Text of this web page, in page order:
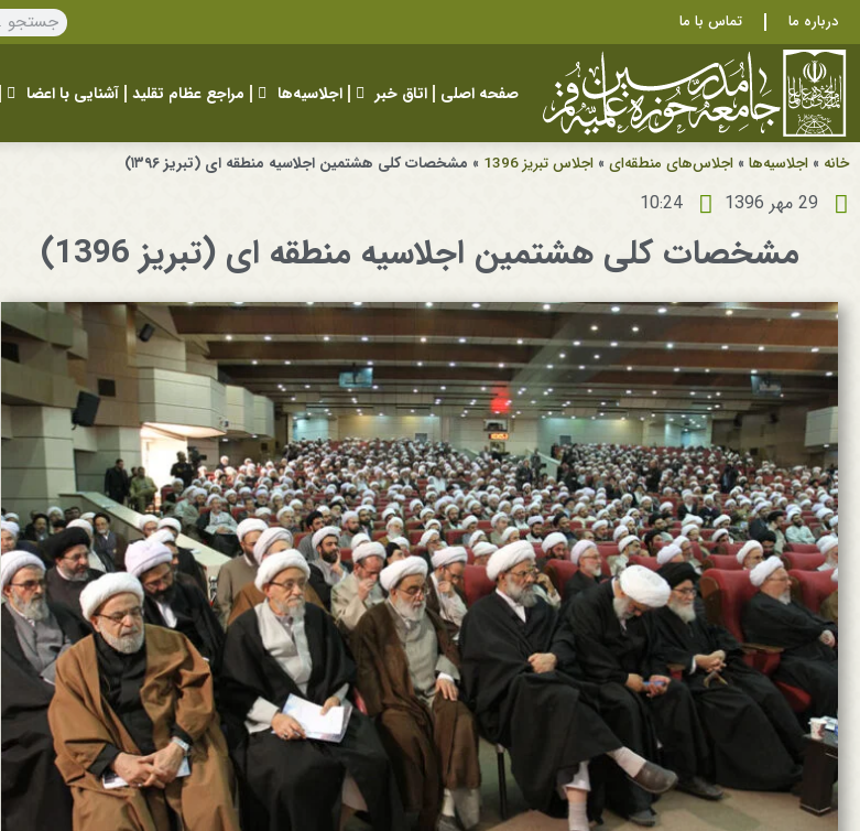
درباره ما تماس با ما
صفحه اصلی اتاق خبر اجلاسیه‌ها مراجع عظام تقلید آشنایی با اعضا
خانه » اجلاسیه‌ها » اجلاس‌های منطقه‌ای » اجلاس تبریز 1396 » مشخصات کلی هشتمین اجلاسیه منطقه ای (تبریز ۱۳۹۶)
29 مهر 1396 10:24
مشخصات کلی هشتمین اجلاسیه منطقه ای (تبریز 1396)